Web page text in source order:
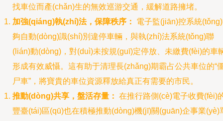
找車位而產(chǎn)生的無效巡游交通，緩解道路擁堵。
加強(qiáng)執(zhí)法，保障秩序：
電子監(jiān)控系統
夠自動(dòng)識(shí)別違停車輛，與執(zhí)法系統(tǒng)聯
(lián)動(dòng)，對(duì)未按規(guī)定停放、未繳費(fèi)的車
形成有效威懾。這有助于清理長(zhǎng)期霸占公共車位的“
尸車”，將寶貴的車位資源釋放給真正有需要的市民。
推動(dòng)共享，盤活存量： 在推行路側(cè)電子收費(fèi)
豐臺(tái)區(qū)也在積極推動(dòng)機(jī)關(guān)企事業(yè)